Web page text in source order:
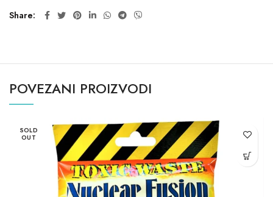
Share
POVEZANI PROIZVODI
SOLD
OUT